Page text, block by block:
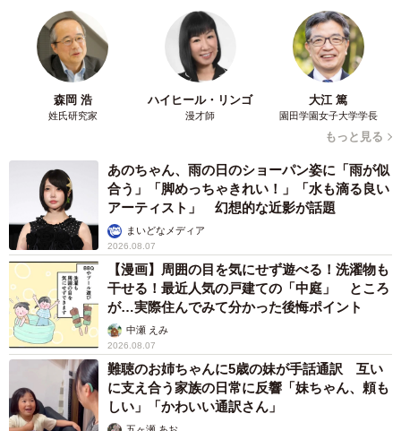
森岡 浩
姓氏研究家
ハイヒール・リンゴ
漫才師
大江 篤
園田学園女子大学学長
もっと見る
あのちゃん、雨の日のショーパン姿に「雨が似
合う」「脚めっちゃきれい！」「水も滴る良い
アーティスト」 幻想的な近影が話題
まいどなメディア
2026.08.07
【漫画】周囲の目を気にせず遊べる！洗濯物も
干せる！最近人気の戸建ての「中庭」 ところ
が…実際住んでみて分かった後悔ポイント
中瀬 えみ
2026.08.07
難聴のお姉ちゃんに5歳の妹が手話通訳 互い
に支え合う家族の日常に反響「妹ちゃん、頼も
しい」「かわいい通訳さん」